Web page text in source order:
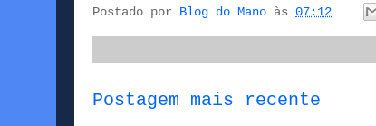
Postado por Blog do Mano às 07:12
Postagem mais recente